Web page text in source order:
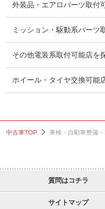
外装品・エアロパーツ取付
ミッション・駆動系パーツ
その他電装系取付可能店を
ホイール・タイヤ交換可能
中古車TOP 車検・自動車整備
質問はコチラ
サイトマップ